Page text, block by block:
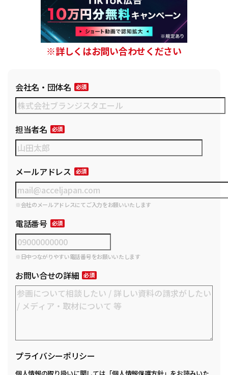
※詳しくはお問い合わせください
会社名・団体名
担当者名
メールアドレス
※会社のメールアドレスにてご入力をお願いいたします
電話番号
※日中つながりやすい電話番号をお願いいたします
お問い合せの詳細
プライバシーポリシー